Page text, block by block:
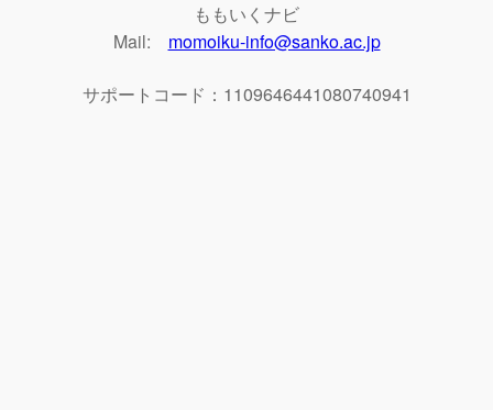
ももいくナビ
Mail: momoiku-info@sanko.ac.jp
サポートコード：1109646441080740941